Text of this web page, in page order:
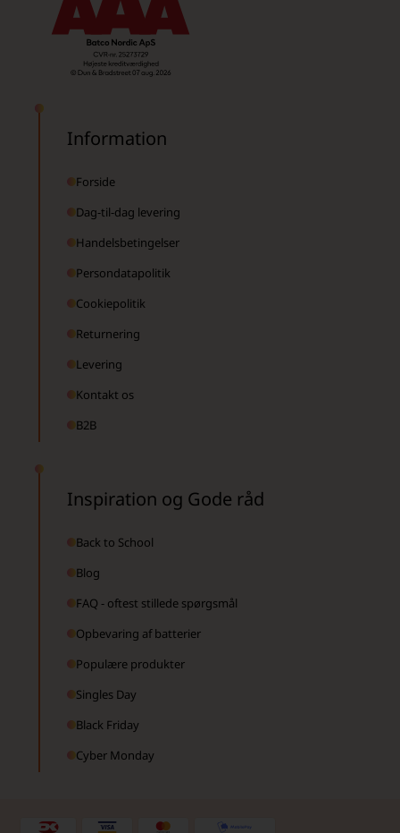
Information
Forside
Dag-til-dag levering
Handelsbetingelser
Persondatapolitik
Cookiepolitik
Returnering
Levering
Kontakt os
B2B
Inspiration og Gode råd
Back to School
Blog
FAQ - oftest stillede spørgsmål
Opbevaring af batterier
Populære produkter
Singles Day
Black Friday
Cyber Monday